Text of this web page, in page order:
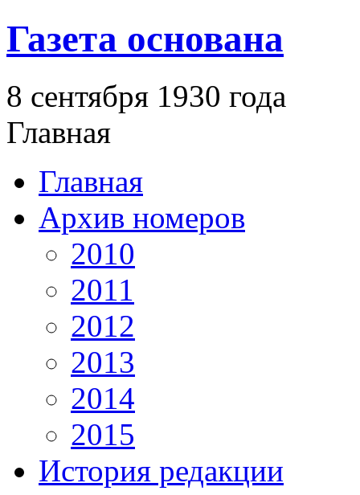
Газета основана
8 сентября 1930 года
Главная
Главная
Архив номеров
2010
2011
2012
2013
2014
2015
История редакции